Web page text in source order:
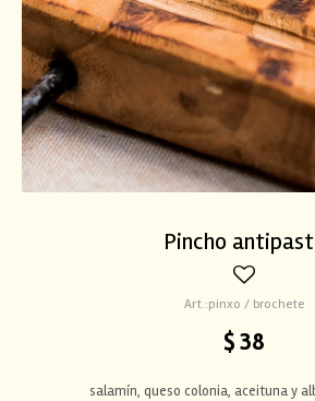
Pincho
pinxo / brochete
$38
salamín, queso colonia, aceituna y